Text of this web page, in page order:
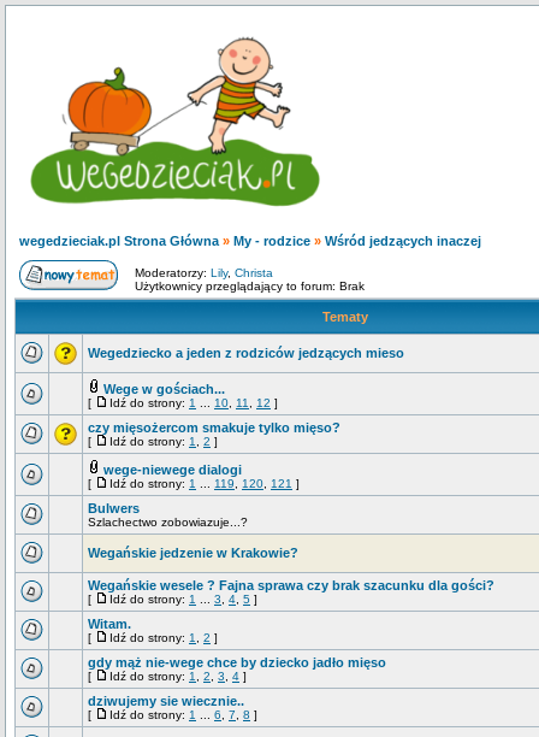
wegedzieciak.pl Strona Główna » My - rodzice » Wśród jedzących inaczej
Moderatorzy: Lily, Christa
Użytkownicy przeglądający to forum: Brak
Tematy
Wegedziecko a jeden z rodziców jedzących mieso
Wege w gościach...
[ Idź do strony: 1 10 11 12 ]
czy mięsożercom smakuje tylko mięso?
[ Idź do strony: 1 2 ]
wege-niewege dialogi
[ Idź do strony: 1 119 120 121 ]
Bulwers
Szlachectwo zobowiazuje...?
Wegańskie jedzenie w Krakowie?
Wegańskie wesele ? Fajna sprawa czy brak szacunku dla gości?
[ Idź do strony: 1 3 4 5 ]
Witam.
[ Idź do strony: 1 2 ]
gdy mąż nie-wege chce by dziecko jadło mięso
[ Idź do strony: 1 2 3 4 ]
dziwujemy sie wiecznie..
[ Idź do strony: 1 6 7 8 ]